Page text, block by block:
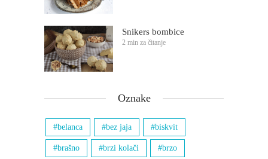
Snikers bombice
2 min za čitanje
Oznake
belanca bez jaja biskvit
brašno brzi kolači brzo